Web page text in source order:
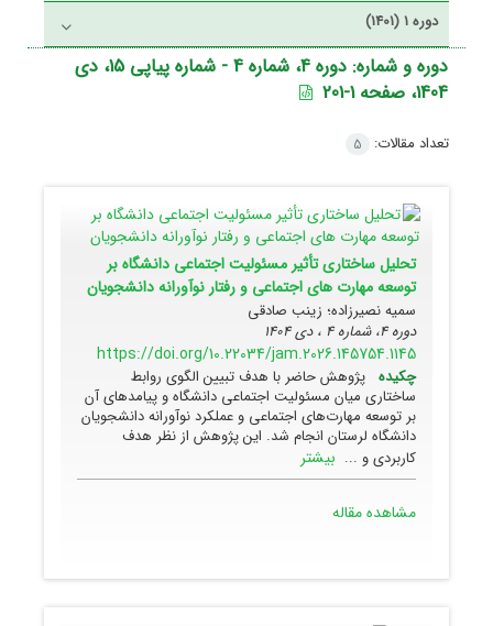
دوره 1 (1401)
دوره و شماره:
دوره 4، شماره 4 - شماره پیاپی 15، دی
1404، صفحه 1-201
تعداد مقالات: 5
تحلیل ساختاری تأثیر مسئولیت اجتماعی دانشگاه بر
توسعه مهارت های اجتماعی و رفتار نوآورانه دانشجویان
سمیه نصیرزاده؛ زینب صادقی
دوره 4، شماره 4 ، دی 1404
https://doi.org/10.22034/jam.2026.145754.1145
چکیده پژوهش حاضر با هدف تبیین الگوی روابط
ساختاری میان مسئولیت اجتماعی دانشگاه و پیامدهای آن
بر توسعه مهارت‌های اجتماعی و عملکرد نوآورانه دانشجویان
دانشگاه لرستان انجام شد. این پژوهش از نظر هدف
کاربردی و ... بیشتر
مشاهده مقاله